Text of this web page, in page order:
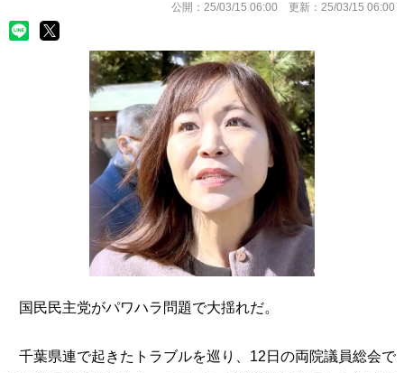
公開： 25/03/15 06:00 更新： 25/03/15 06:00
国民民主党がパワハラ問題で大揺れだ。
千葉県連で起きたトラブルを巡り、12日の両院議員総会で